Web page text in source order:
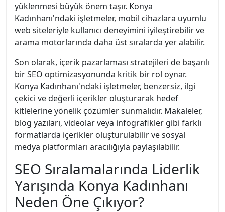
yüklenmesi büyük önem taşır. Konya
Kadınhanı'ndaki işletmeler, mobil cihazlara uyumlu
web siteleriyle kullanıcı deneyimini iyileştirebilir ve
arama motorlarında daha üst sıralarda yer alabilir.
Son olarak, içerik pazarlaması stratejileri de başarılı
bir SEO optimizasyonunda kritik bir rol oynar.
Konya Kadınhanı'ndaki işletmeler, benzersiz, ilgi
çekici ve değerli içerikler oluşturarak hedef
kitlelerine yönelik çözümler sunmalıdır. Makaleler,
blog yazıları, videolar veya infografikler gibi farklı
formatlarda içerikler oluşturulabilir ve sosyal
medya platformları aracılığıyla paylaşılabilir.
SEO Sıralamalarında Liderlik
Yarışında Konya Kadınhanı
Neden Öne Çıkıyor?